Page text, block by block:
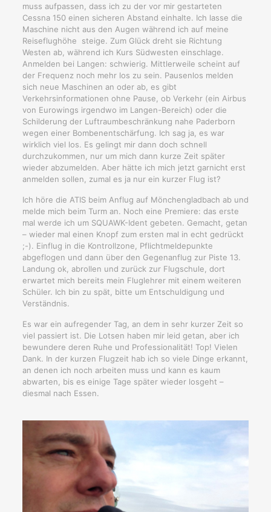
muss aufpassen, dass ich zu der vor mir gestarteten
Cessna 150 einen sicheren Abstand einhalte. Ich lasse die
Maschine nicht aus den Augen während ich auf meine
Reiseflughöhe steige. Zum Glück dreht sie Richtung
Westen ab, während ich Kurs Südwesten einschlage.
Anmelden bei Langen: schwierig. Mittlerweile scheint auf
der Frequenz noch mehr los zu sein. Pausenlos melden
sich neue Maschinen an oder ab, es gibt
Verkehrsinformationen ohne Pause, ob Verkehr (ein Airbus
von Eurowings irgendwo im Langen-Bereich) oder die
Schilderung der Luftraumbeschränkung nahe Paderborn
wegen einer Bombenentschärfung. Ich sag ja, es war
wirklich viel los. Es gelingt mir dann doch schnell
durchzukommen, nur um mich dann kurze Zeit später
wieder abzumelden. Aber hätte ich mich jetzt garnicht erst
anmelden sollen, zumal es ja nur ein kurzer Flug ist?
Ich höre die ATIS beim Anflug auf Mönchengladbach ab und
melde mich beim Turm an. Noch eine Premiere: das erste
mal werde ich um SQUAWK-Ident gebeten. Gemacht, getan
– wieder mal einen Knopf zum ersten mal in echt gedrückt
;-). Einflug in die Kontrollzone, Pflichtmeldepunkte
abgeflogen und dann über den Gegenanflug zur Piste 13.
Landung ok, abrollen und zurück zur Flugschule, dort
erwartet mich bereits mein Fluglehrer mit einem weiteren
Schüler. Ich bin zu spät, bitte um Entschuldigung und
Verständnis.
Es war ein aufregender Tag, an dem in sehr kurzer Zeit so
viel passiert ist. Die Lotsen haben mir leid getan, aber ich
bewundere deren Ruhe und Professionalität! Top! Vielen
Dank. In der kurzen Flugzeit hab ich so viele Dinge erkannt,
an denen ich noch arbeiten muss und kann es kaum
abwarten, bis es einige Tage später wieder losgeht –
diesmal nach Essen.